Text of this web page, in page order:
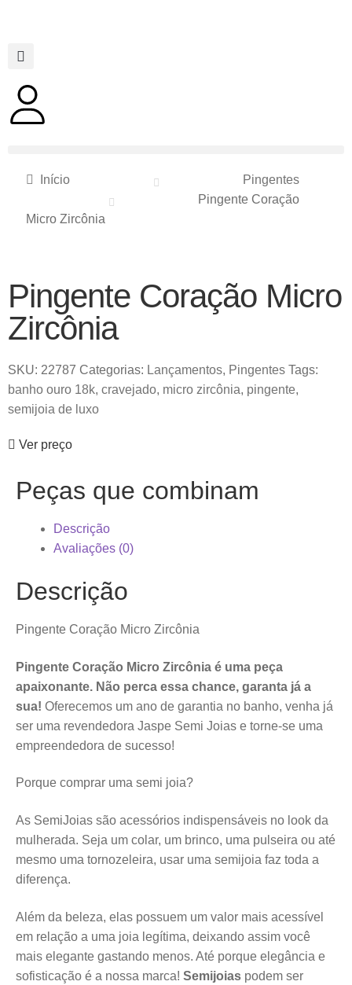
Início
Pingentes
Pingente Coração
Micro Zircônia
Pingente Coração Micro
Zircônia
SKU: 22787 Categorias: Lançamentos, Pingentes Tags:
banho ouro 18k, cravejado, micro zircônia, pingente,
semijoia de luxo
Ver preço
Peças que combinam
Descrição
Avaliações (0)
Descrição
Pingente Coração Micro Zircônia
Pingente Coração Micro Zircônia é uma peça
apaixonante. Não perca essa chance, garanta já a
sua! Oferecemos um ano de garantia no banho, venha já
ser uma revendedora Jaspe Semi Joias e torne-se uma
empreendedora de sucesso!
Porque comprar uma semi joia?
As SemiJoias são acessórios indispensáveis no look da
mulherada. Seja um colar, um brinco, uma pulseira ou até
mesmo uma tornozeleira, usar uma semijoia faz toda a
diferença.
Além da beleza, elas possuem um valor mais acessível
em relação a uma joia legítima, deixando assim você
mais elegante gastando menos. Até porque elegância e
sofisticação é a nossa marca! Semijoias podem ser